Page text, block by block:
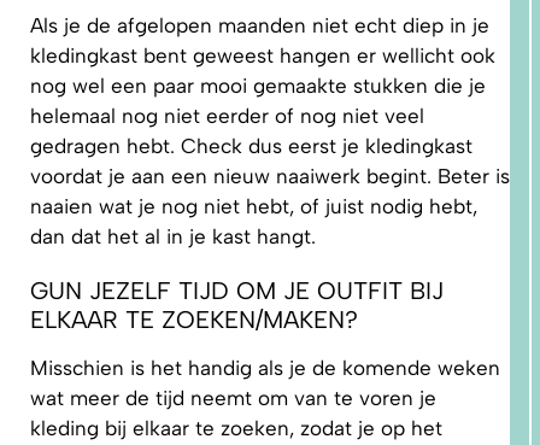
Als je de afgelopen maanden niet echt diep in je
kledingkast bent geweest hangen er wellicht ook
nog wel een paar mooi gemaakte stukken die je
helemaal nog niet eerder of nog niet veel
gedragen hebt. Check dus eerst je kledingkast
voordat je aan een nieuw naaiwerk begint. Beter is
naaien wat je nog niet hebt, of juist nodig hebt,
dan dat het al in je kast hangt.
GUN JEZELF TIJD OM JE OUTFIT BIJ
ELKAAR TE ZOEKEN/MAKEN?
Misschien is het handig als je de komende weken
wat meer de tijd neemt om van te voren je
kleding bij elkaar te zoeken, zodat je op het